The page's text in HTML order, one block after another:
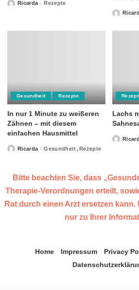
PostedRicarda Rezepte
Posted
Gesundheit Rezepte
In nur 1 Minute zu weißeren
Zähnen – mit diesem
einfachen Hausmittel
PostedRicarda Gesundheit Rezepte
Lachs
Posted
Bitte beachten Sie, dass
Therapie-Verordnungen erteilt,
Rat durch einen Arzt ersetzen kann.
nur zu Ihrer
Home Impressum Privacy